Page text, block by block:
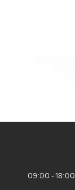
09:00 - 18:00